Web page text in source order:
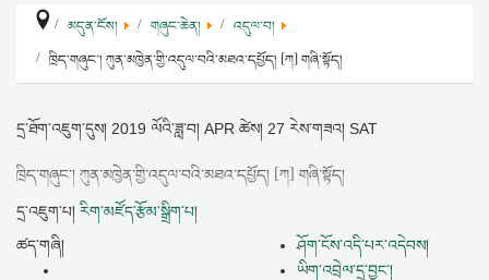
མདུན་ངོས། གཞུང་ཆེན།
འདུལ་བ།
ཁྲིད་གཞུང་། ཀུན་མཁྱེན་གྱི་འདུལ་བའི་མཐའ་དཔྱོད། [ཀ] གཞི་སྟོད།
དྲ་ཐོག་འཇུག་དུས། 2019 ལོའི་ཟླ་བ། APR ཚེས། 27 རེས་གཟའ། SAT
ཁྲིད་གཞུང་། ཀུན་མཁྱེན་གྱི་འདུལ་བའི་མཐའ་དཔྱོད། [ཀ] གཞི་སྟོད།
དྲ་འཇུག་པ། རིག་མཛོད་རྩོམ་སྒྲིག་པ།
ཤོག་ངོས་འདི་པར་འདེབས།
ཡིག་འབྲེལ་དྲ་བྱང་།
ཚད་གཞི།